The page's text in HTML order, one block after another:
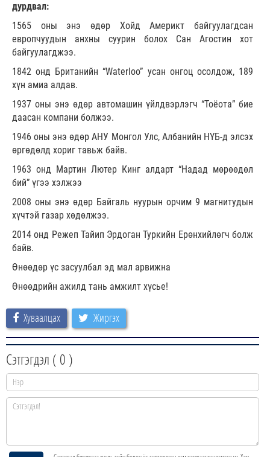
дурдвал:
1565 оны энэ өдөр Хойд Америкт байгуулагдсан
европчуудын анхны суурин болох Сан Агостин хот
байгуулагджээ.
1842 онд Британийн “Waterloo” усан онгоц осолдож, 189
хүн амиа алдав.
1937 оны энэ өдөр автомашин үйлдвэрлэгч “Тоёота” бие
даасан компани болжээ.
1946 оны энэ өдөр АНУ Монгол Улс, Албанийн НҮБ-д элсэх
өргөдөлд хориг тавьж байв.
1963 онд Мартин Лютер Кинг алдарт “Надад мөрөөдөл
бий” үгээ хэлжээ
2008 оны энэ өдөр Байгаль нуурын орчим 9 магнитудын
хүчтэй газар хөдөлжээ.
2014 онд Режеп Тайип Эрдоган Туркийн Ерөнхийлөгч болж
байв.
Өнөөдөр үс засуулбал эд мал арвижна
Өнөөдрийн ажилд тань амжилт хүсье!
Хуваалцах Жиргэх
Сэтгэгдэл ( 0 )